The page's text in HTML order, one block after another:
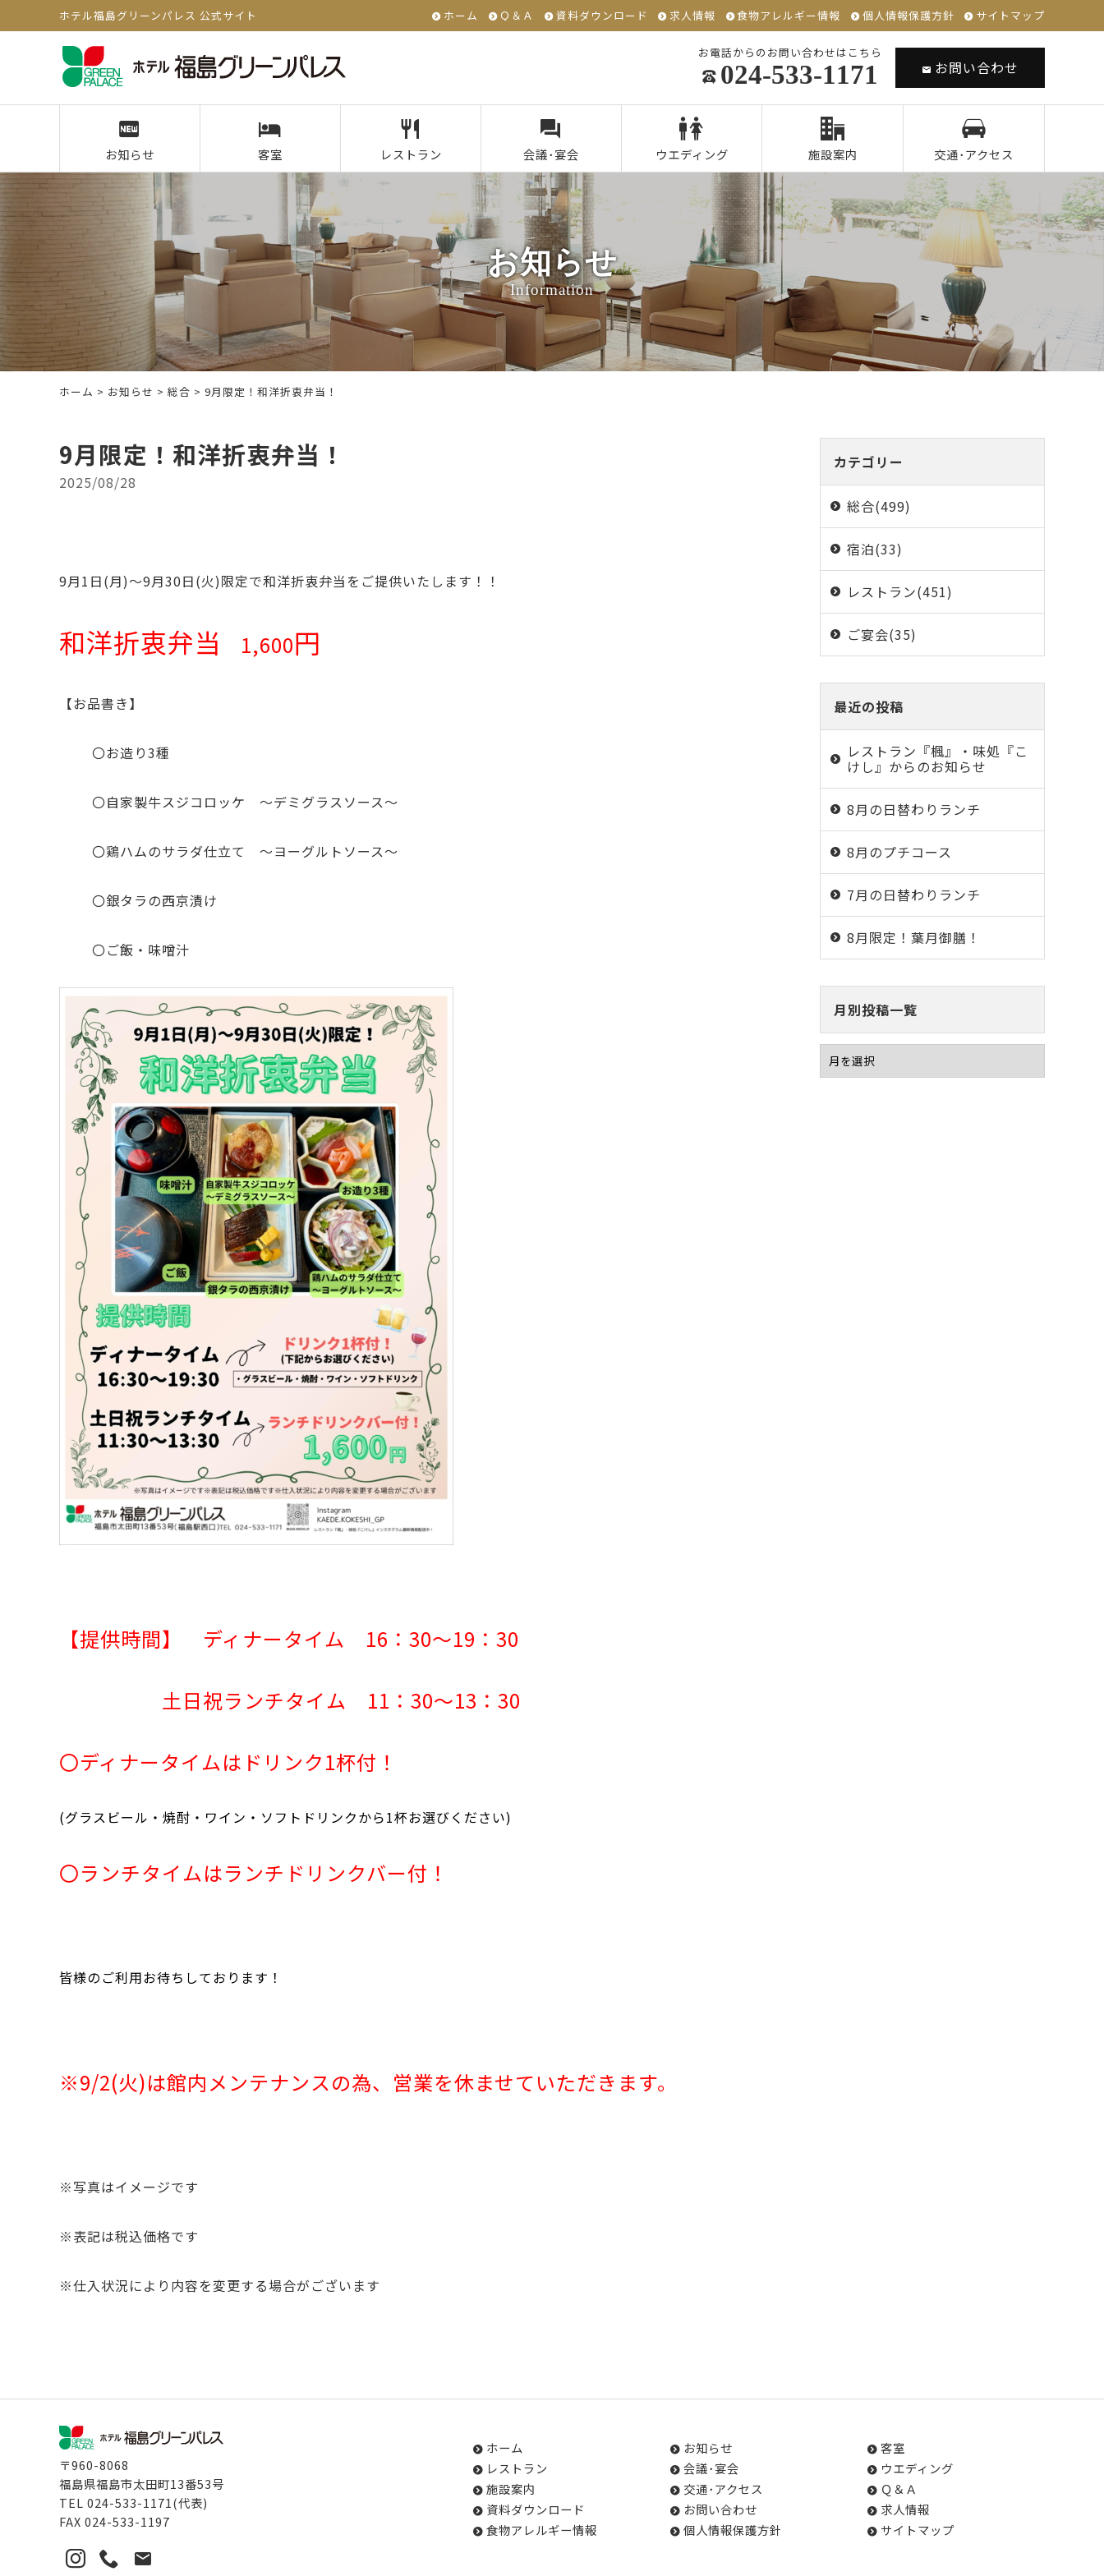
ホテル福島グリーンパレス 公式サイト ホーム Ｑ＆Ａ 資料ダウンロード 求人情報 食物アレルギー情報 個人情報保護方針 サイトマップ
お電話からのお問い合わせはこちら
024-533-1171 お問い合わせ
お知らせ 客室 レストラン 会議･宴会 ウエディング 施設案内 交通･アクセス
お知らせ
Information
ホーム > お知らせ > 総合 > 9月限定！和洋折衷弁当！
9月限定！和洋折衷弁当！
2025/08/28
9月1日(月)～9月30日(火)限定で和洋折衷弁当をご提供いたします！！
和洋折衷弁当 1,600円
【お品書き】
〇お造り3種
〇自家製牛スジコロッケ ～デミグラスソース～
〇鶏ハムのサラダ仕立て ～ヨーグルトソース～
〇銀タラの西京漬け
〇ご飯・味噌汁
【提供時間】 ディナータイム 16：30～19：30
土日祝ランチタイム 11：30～13：30
〇ディナータイムはドリンク1杯付！
(グラスビール・焼酎・ワイン・ソフトドリンクから1杯お選びください)
〇ランチタイムはランチドリンクバー付！
皆様のご利用お待ちしております！
※9/2(火)は館内メンテナンスの為、営業を休ませていただきます。
※写真はイメージです
※表記は税込価格です
※仕入状況により内容を変更する場合がございます
カテゴリー
総合(499)
宿泊(33)
レストラン(451)
ご宴会(35)
最近の投稿
レストラン『楓』・味処『こ
けし』からのお知らせ
8月の日替わりランチ
8月のプチコース
7月の日替わりランチ
8月限定！葉月御膳！
月別投稿一覧
〒960-8068
福島県福島市太田町13番53号
TEL 024-533-1171(代表)
FAX 024-533-1197
ホーム お知らせ
客室
レストラン
会議･宴会
ウエディング
施設案内
交通･アクセス
Ｑ＆Ａ
資料ダウンロード
お問い合わせ
求人情報
食物アレルギー情報
個人情報保護方針 サイトマップ